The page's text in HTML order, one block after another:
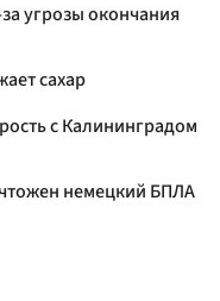
угрозы окончания
сахар
с Калининградом
немецкий БПЛА